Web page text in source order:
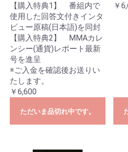
【購入特典1】 番組内で
使用した回答文付きインタ
ビュー原稿(日本語)を同封
【購入特典2】 MMAカレ
ンシー(通貨)レポート最新
号を進呈
※ご入金を確認後お送りい
たします。
￥6,600
ただいま品切れ中です。
￥